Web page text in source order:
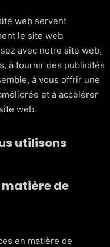
web servent
le site web
avec notre site web,
à fournir des publicités
à vous offrir une
et à accélérer
web.
utilisons
matière de
en matière de